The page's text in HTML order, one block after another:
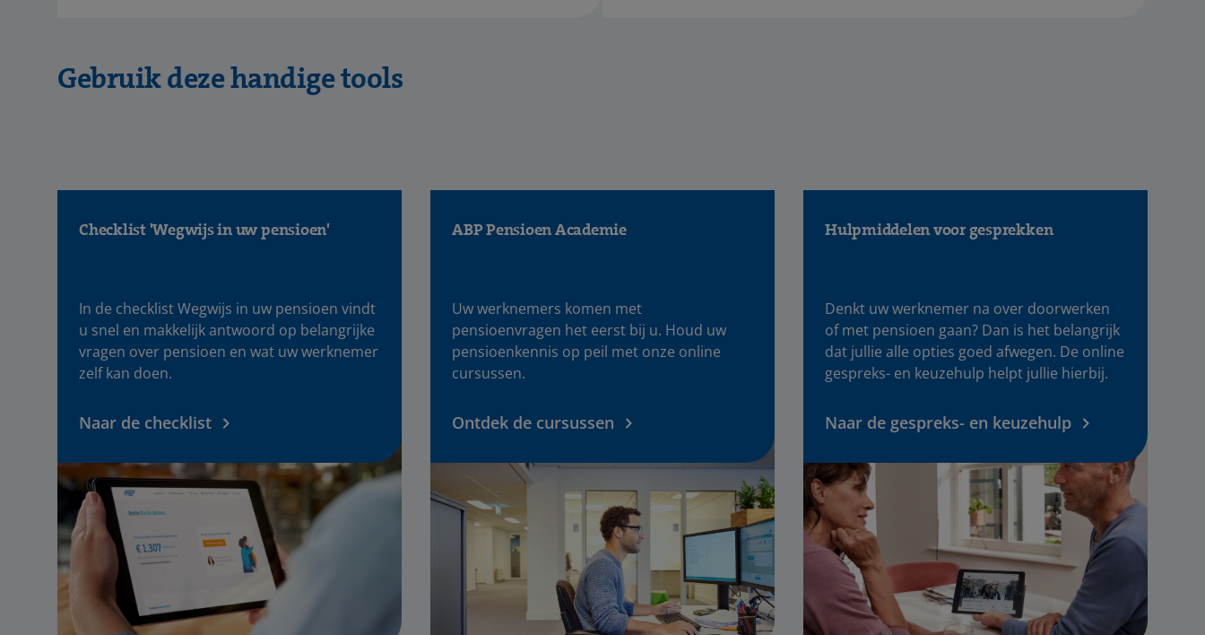
Gebruik deze handige tools
Checklist 'Wegwijs in uw pensioen'
In de checklist Wegwijs in uw pensioen vindt
u snel en makkelijk antwoord op belangrijke
vragen over pensioen en wat uw werknemer
zelf kan doen.
Naar de checklist
ABP Pensioen Academie
Uw werknemers komen met
pensioenvragen het eerst bij u. Houd uw
pensioenkennis op peil met onze online
cursussen.
Ontdek de cursussen
Hulpmiddelen voor gesprekken
Denkt uw werknemer na over doorwerken
of met pensioen gaan? Dan is het belangrijk
dat jullie alle opties goed afwegen. De online
gespreks- en keuzehulp helpt jullie hierbij.
Naar de gespreks- en keuzehulp